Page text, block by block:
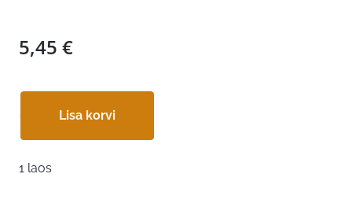
5,45 €
Lisa korvi
1 laos